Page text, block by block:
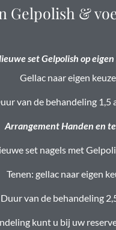
Gelpolish &
set Gelpolish op eigen
Gellac naar eigen keuze
van de behandeling 1,5
Arrangement Handen en
set nagels met
Tenen: gellac naar eigen
Duur van de behandeling
kunt u bij uw